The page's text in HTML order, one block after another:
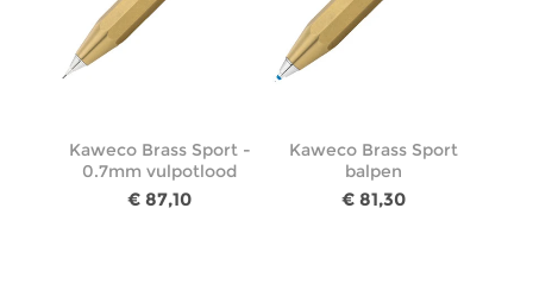
Kaweco Brass Sport -
0.7mm vulpotlood
€ 87,10
Kaweco Brass Sport
balpen
€ 81,30